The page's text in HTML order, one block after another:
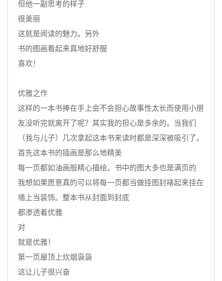
但他一副思考的样子
很美丽
这就是阅读的魅力。另外
书的图画看起来真地好舒服
喜欢！
优雅之作
这样的一本书捧在手上会不会担心故事性太长而使用小朋
友没听完就离开了呢？其实我的担心是多余的。当我们
（我与儿子）几次拿起这本书来读时都是深深被吸引了。
首先这本书的插画是那么地精美
每一页都如油画般精心描绘。书中的图大多也是满页的
我想如果愿意真的可以将每一页都当做挂图封裱起来挂在
墙上当装饰。整本书从封面到封底
都渗透着优雅
对
就是优雅！
第一页屋顶上炊烟袅袅
这让儿子很兴奋